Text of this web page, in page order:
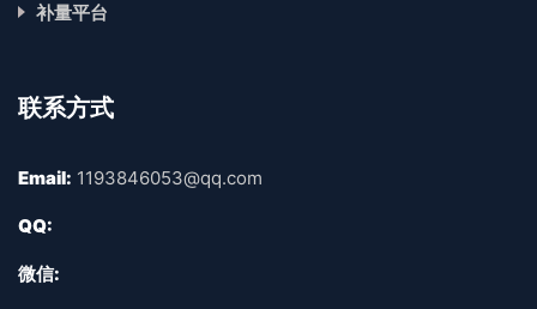
补量平台
联系方式
Email: 1193846053@qq.com
QQ:
微信: